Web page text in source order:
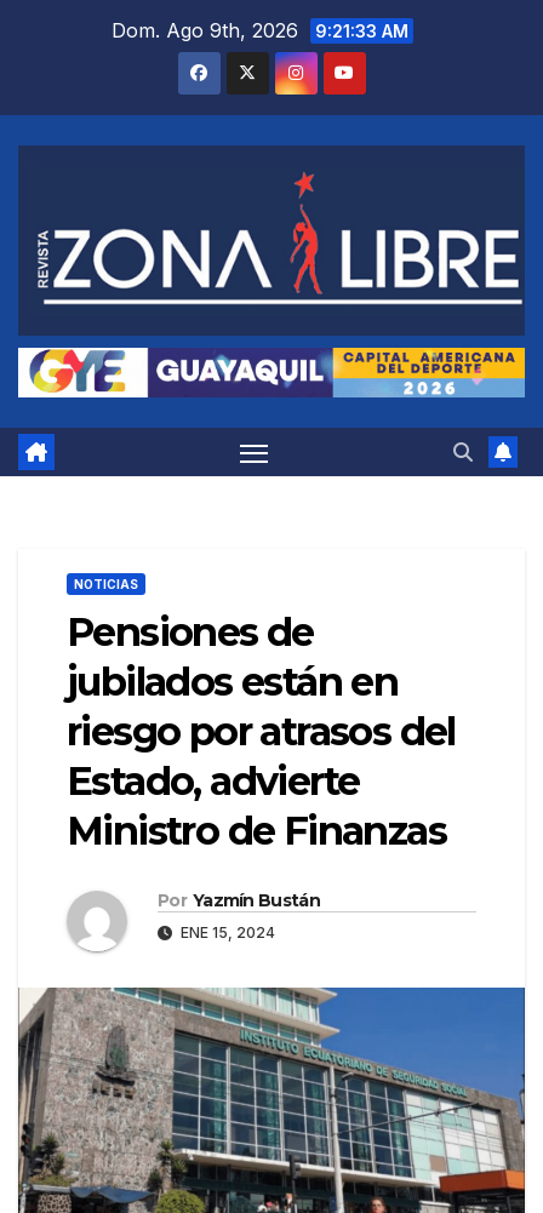
Dom. Ago 9th, 2026 9:21:34 AM
NOTICIAS
Pensiones de
jubilados están en
riesgo por atrasos del
Estado, advierte
Ministro de Finanzas
Por Yazmín Bustán
ENE 15, 2024